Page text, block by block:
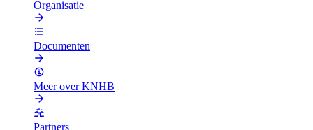
Organisatie
Documenten
Meer over KNHB
Partners